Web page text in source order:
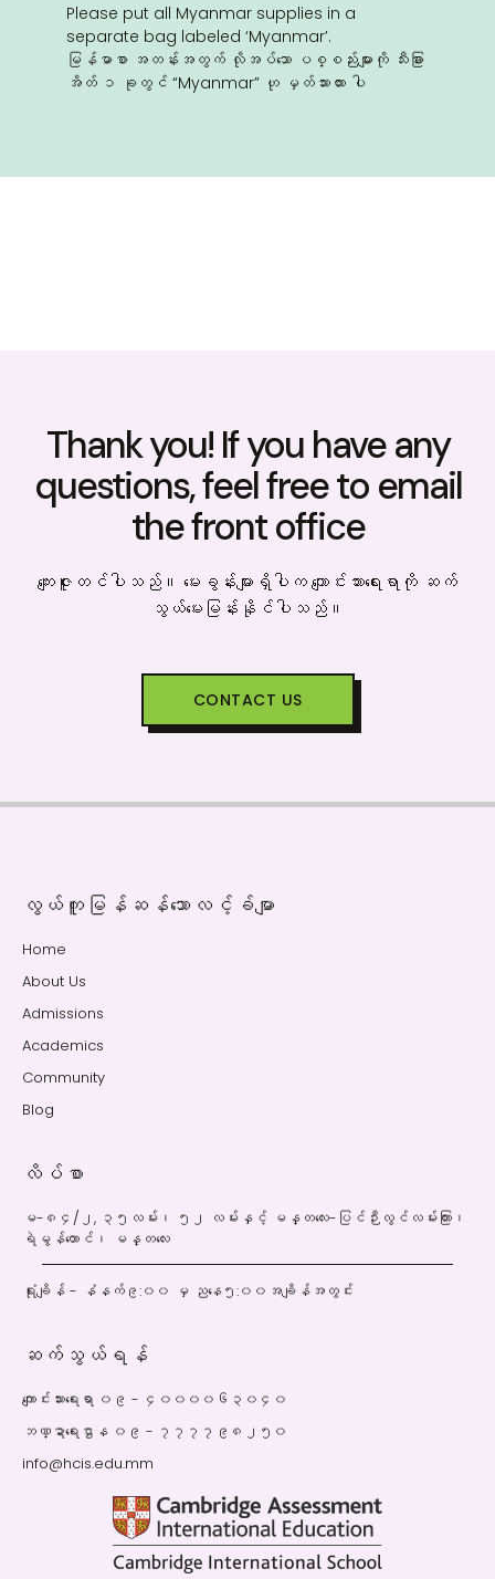
Please put all Myanmar supplies in a
separate bag labeled ‘Myanmar’.
မြန်မာစာ အတန်းအတွက် လိုအ‌ပ်‌သော ပစ္စည်းများကို သီးခြား
အိတ် ၁ ခုတွင် “Myanmar” ဟု မှတ်သားထား ပါ
Thank you! If you have any
questions, feel free to email
the front office
‌ကျေးဇူးတင်ပါသည်။ ‌မေးခွန်းများရှိပါက ‌ကျောင်းသား‌ရေးရာကို ဆက်
သွယ်‌မေးမြန်းနိုင်ပါသည်။
CONTACT US
လွယ်ကူမြန်ဆန်သောလင့်ခ်မျာ
Home
About Us
Admissions
Academics
Community
Blog
လိပ်စာ
မ-၈၄/၂, ၃၅လမ်း၊ ၅၂ လမ်းနှင့် မန္တလေး-ပြင်ဉီးလွင်လမ်းကြား၊
ရဲမွန်တောင်၊ မန္တလေး
ရုံးချိန် - နံနက်၉:၀၀ မှ ညနေ၅:၀၀အချိန်အတွင်း
ဆက်သွယ်ရန်
ကျောင်းသားရေးရာ ၀၉ - ၄၀၀၀၀၆၃၀၄၀
ဘဏ္ဍာရေးဌာန ၀၉ - ၇၇၇၇၉၈၂၅၀
info@hcis.edu.mm